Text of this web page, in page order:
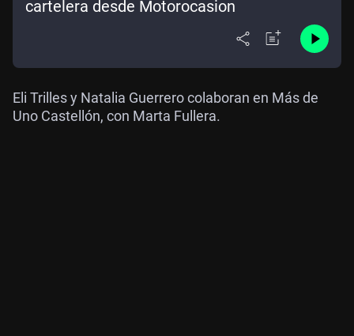
cartelera desde Motorocasion
Eli Trilles y Natalia Guerrero colaboran en Más de
Uno Castellón, con Marta Fullera.